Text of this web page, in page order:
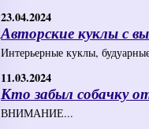
23.04.2024
Авторские куклы с
Интерьерные куклы,
11.03.2024
Кто забыл собачку
ВНИМАНИЕ...